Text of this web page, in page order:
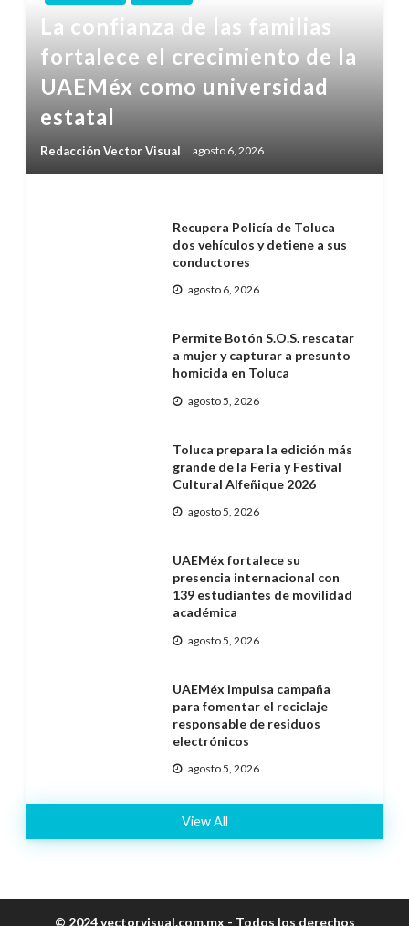
La confianza de las familias
fortalece el crecimiento de la
UAEMéx como universidad
estatal
Redacción Vector Visual agosto 6, 2026
Recupera Policía de Toluca
dos vehículos y detiene a sus
conductores
agosto 6, 2026
Permite Botón S.O.S. rescatar
a mujer y capturar a presunto
homicida en Toluca
agosto 5, 2026
Toluca prepara la edición más
grande de la Feria y Festival
Cultural Alfeñique 2026
agosto 5, 2026
UAEMéx fortalece su
presencia internacional con
139 estudiantes de movilidad
académica
agosto 5, 2026
UAEMéx impulsa campaña
para fomentar el reciclaje
responsable de residuos
electrónicos
agosto 5, 2026
View All
© 2024 vectorvisual.com.mx - Todos los derechos